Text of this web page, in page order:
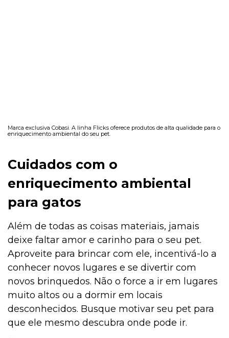
Marca exclusiva Cobasi. A linha Flicks oferece produtos de alta qualidade para o
enriquecimento ambiental do seu pet.
Cuidados com o
enriquecimento ambiental
para gatos
Além de todas as coisas materiais, jamais
deixe faltar amor e carinho para o seu pet.
Aproveite para brincar com ele, incentivá-lo a
conhecer novos lugares e se divertir com
novos brinquedos. Não o force a ir em lugares
muito altos ou a dormir em locais
desconhecidos. Busque motivar seu pet para
que ele mesmo descubra onde pode ir.